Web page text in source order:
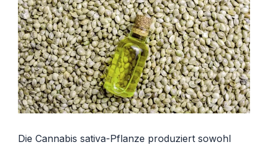
Die Cannabis sativa-Pflanze produziert sowohl